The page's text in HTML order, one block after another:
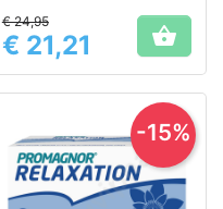
vermindering van
vermoeidheid
Prijs
€ 24,95
€ 21,21 
-15%